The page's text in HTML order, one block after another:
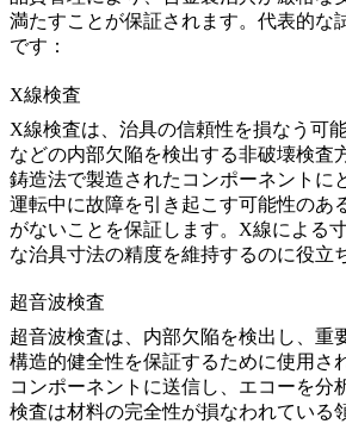
満たすことが保証されます。代表的な
です：
X線検査
X線検査は、治具の信頼性を損なう可
などの内部欠陥を検出する非破壊検査
鋳造法で製造されたコンポーネントに
運転中に故障を引き起こす可能性のあ
がないことを保証します。X線による
な治具寸法の精度を維持するのに役立
超音波検査
超音波検査は、内部欠陥を検出し、重
構造的健全性を保証するために使用さ
コンポーネントに送信し、エコーを分
検査は材料の完全性が損なわれている